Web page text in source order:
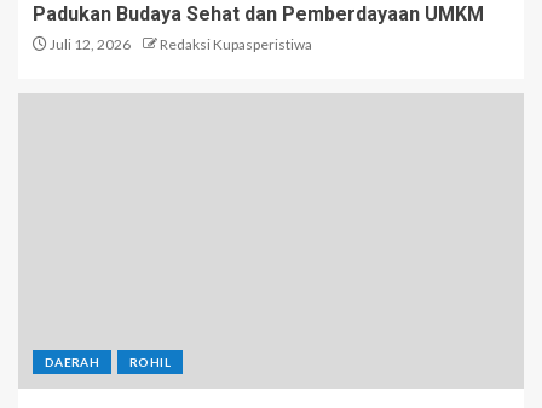
Padukan Budaya Sehat dan Pemberdayaan UMKM
Juli 12, 2026 Redaksi Kupasperistiwa
DAERAH ROHIL